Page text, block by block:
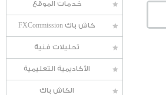
خدمات الموقع
كاش باك FXCommission
تحليلات فنية
الأكاديمية التعليمية
الكاش باك